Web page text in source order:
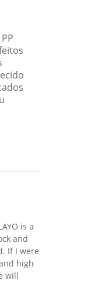
is a
and
If I were
high
will